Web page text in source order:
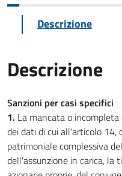
Descrizione
Descrizione
Sanzioni per casi specifici
1. La mancata o
dei dati di cui all'articolo 14,
patrimoniale complessiva
dell'assunzione in carica, la